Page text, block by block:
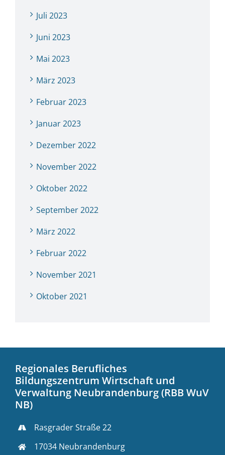
Juli 2023
Juni 2023
Mai 2023
März 2023
Februar 2023
Januar 2023
Dezember 2022
November 2022
Oktober 2022
September 2022
März 2022
Februar 2022
November 2021
Oktober 2021
Regionales Berufliches
Bildungszentrum Wirtschaft und
Verwaltung Neubrandenburg (RBB WuV
NB)
Rasgrader Straße 22
17034 Neubrandenburg